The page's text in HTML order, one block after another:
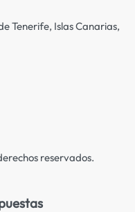
Tenerife, Islas Canarias,
reservados.